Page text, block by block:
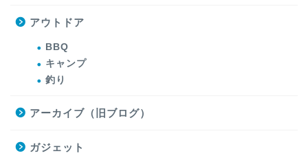
アウトドア
BBQ
キャンプ
釣り
アーカイブ（旧ブログ）
ガジェット